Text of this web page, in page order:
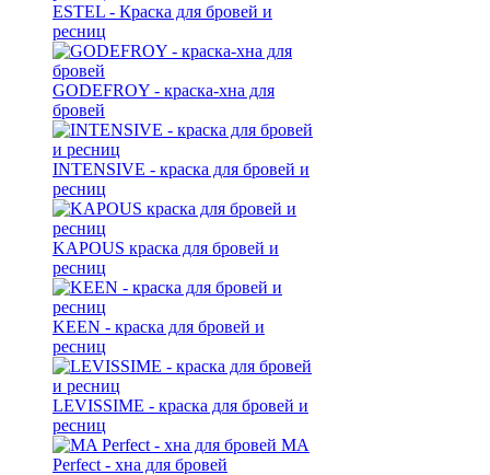
ESTEL - Краска для бровей и
ресниц
GODEFROY - краска-хна для
бровей
INTENSIVE - краска для бровей и
ресниц
KAPOUS краска для бровей и
ресниц
KEEN - краска для бровей и
ресниц
LEVISSIME - краска для бровей и
ресниц
MA
Perfect - хна для бровей